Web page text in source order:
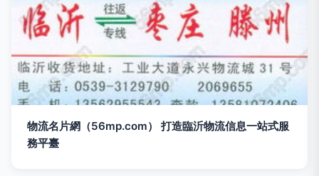
物流名片網（56mp.com） 打造臨沂物流信息一站式服
務平臺